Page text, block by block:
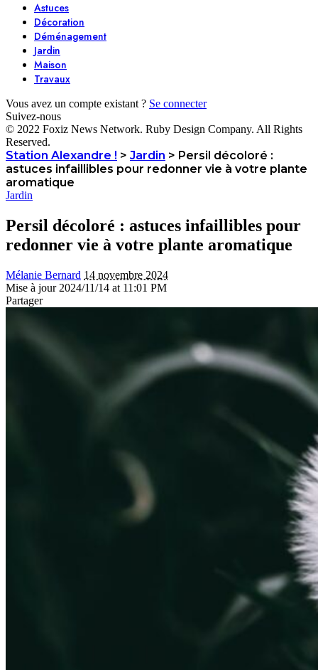
Astuces
Décoration
Déménagement
Jardin
Maison
Travaux
Vous avez un compte existant ? Se connecter
Suivez-nous
© 2022 Foxiz News Network. Ruby Design Company. All Rights
Reserved.
Station Alexandre ! > Jardin > Persil décoloré :
astuces infaillibles pour redonner vie à votre plante
aromatique
Jardin
Persil décoloré : astuces infaillibles pour
redonner vie à votre plante aromatique
Mélanie Bernard 14 novembre 2024
Mise à jour 2024/11/14 at 11:01 PM
Partager